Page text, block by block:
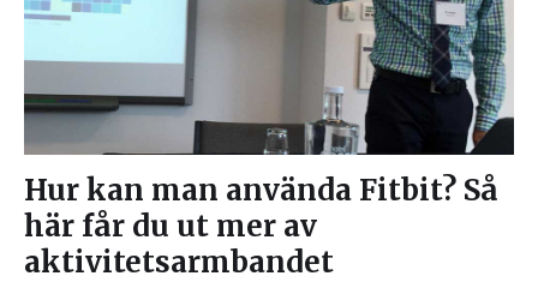
Hur kan man använda Fitbit? Så
här får du ut mer av
aktivitetsarmbandet